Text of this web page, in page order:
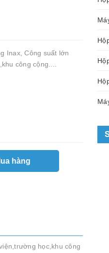
Inax, Công suất lớn
công cộng....
hàng
học,khu công